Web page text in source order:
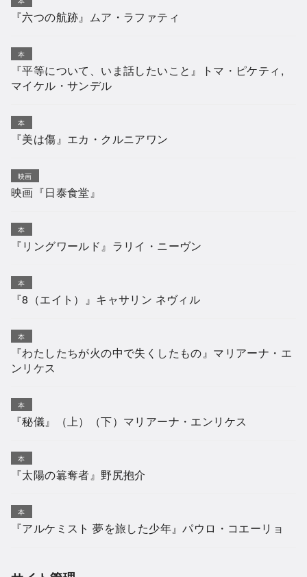
『六つの航跡』ムア・ラファティ
本
『平等について、いま話したいこと』トマ・ピケティ,
マイケル・サンデル
本
『美は傷』エカ・クルニアワン
映画
映画『日泰食堂』
本
『リングワールド』ラリイ・ニーヴン
本
『8（エイト）』キャサリン ネヴィル
本
『わたしたちが火の中で失くしたもの』マリアーナ・エ
ンリケス
本
『秘儀』（上）（下）マリアーナ・エンリケス
本
『太陽の簒奪者』野尻抱介
本
『アルケミスト 夢を旅した少年』パウロ・コエーリョ